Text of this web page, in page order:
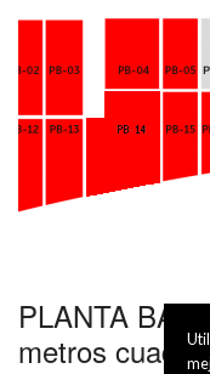
PLANTA
metros